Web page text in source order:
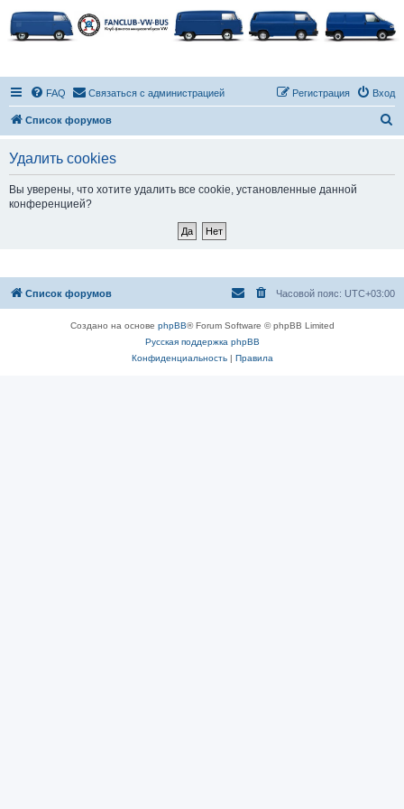
FAQ Связаться с администрацией Вход
Регистрация
Список форумов
Удалить cookies
Вы уверены, что хотите удалить все cookie, установленные данной
конференцией?
Список форумов Часовой пояс: UTC+03:00
Создано на основе phpBB® Forum Software © phpBB Limited
Русская поддержка phpBB
Конфиденциальность| Правила